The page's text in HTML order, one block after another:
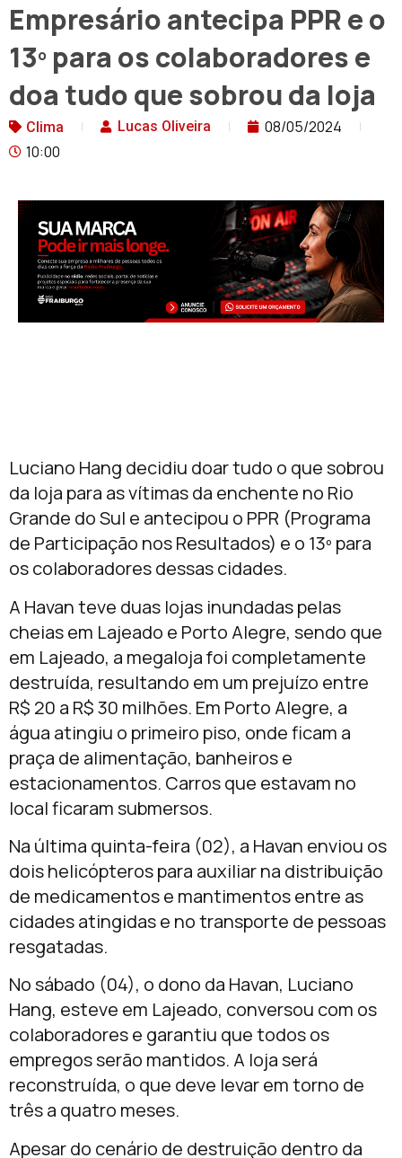
Empresário antecipa PPR e o
13º para os colaboradores e
doa tudo que sobrou da loja
Clima Lucas Oliveira
08/05/2024
10:00
Luciano Hang decidiu doar tudo o que sobrou
da loja para as vítimas da enchente no Rio
Grande do Sul e antecipou o PPR (Programa
de Participação nos Resultados) e o 13º para
os colaboradores dessas cidades.
A Havan teve duas lojas inundadas pelas
cheias em Lajeado e Porto Alegre, sendo que
em Lajeado, a megaloja foi completamente
destruída, resultando em um prejuízo entre
R$ 20 a R$ 30 milhões. Em Porto Alegre, a
água atingiu o primeiro piso, onde ficam a
praça de alimentação, banheiros e
estacionamentos. Carros que estavam no
local ficaram submersos.
Na última quinta-feira (02), a Havan enviou os
dois helicópteros para auxiliar na distribuição
de medicamentos e mantimentos entre as
cidades atingidas e no transporte de pessoas
resgatadas.
No sábado (04), o dono da Havan, Luciano
Hang, esteve em Lajeado, conversou com os
colaboradores e garantiu que todos os
empregos serão mantidos. A loja será
reconstruída, o que deve levar em torno de
três a quatro meses.
Apesar do cenário de destruição dentro da